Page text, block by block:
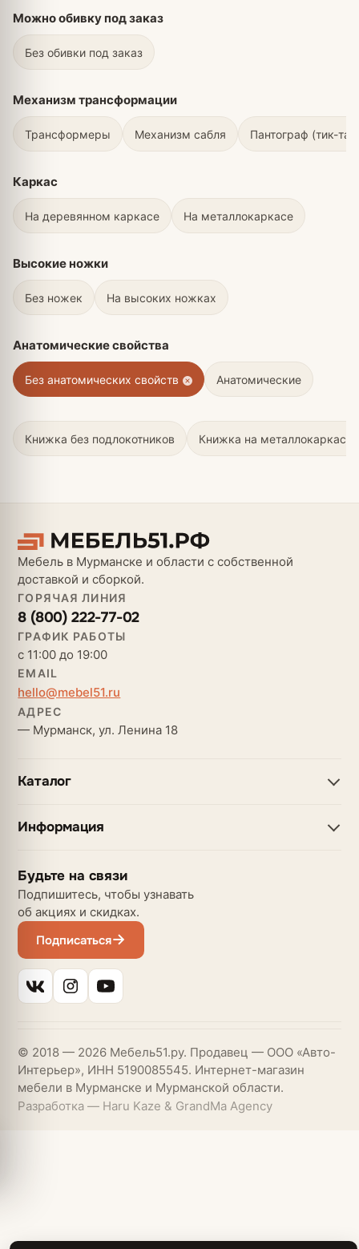
Можно обивку под заказ
Без обивки под заказ
Механизм трансформации
Трансформеры Механизм сабля Пантограф (тик-
Каркас
На деревянном каркасе На металлокаркасе
Высокие ножки
Без ножек На высоких ножках
Анатомические свойства
Без анатомических свойств Анатомические
Книжка без подлокотников Книжка на металлокаркасе
Мебель в Мурманске и области с собственной
доставкой и сборкой.
ГОРЯЧАЯ ЛИНИЯ
8 (800) 222-77-02
ГРАФИК РАБОТЫ
с 11:00 до 19:00
EMAIL
hello@mebel51.ru
АДРЕС
— Мурманск, ул. Ленина 18
Каталог
Информация
Будьте на связи
Подпишитесь, чтобы узнавать
об акциях и скидках.
Подписаться
© 2018 — 2026 Мебель51.ру. Продавец — ООО «Авто-
Интерьер», ИНН 5190085545. Интернет-магазин
мебели в Мурманске и Мурманской области.
Разработка — Haru Kaze & GrandMa Agency